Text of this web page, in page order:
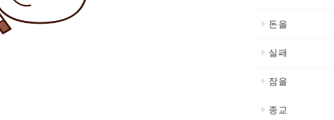
돈을
실패
잠을
종교